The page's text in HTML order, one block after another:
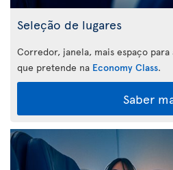
Seleção de lugares
Corredor, janela, mais espaço para
que pretende na Economy Class.
Saber